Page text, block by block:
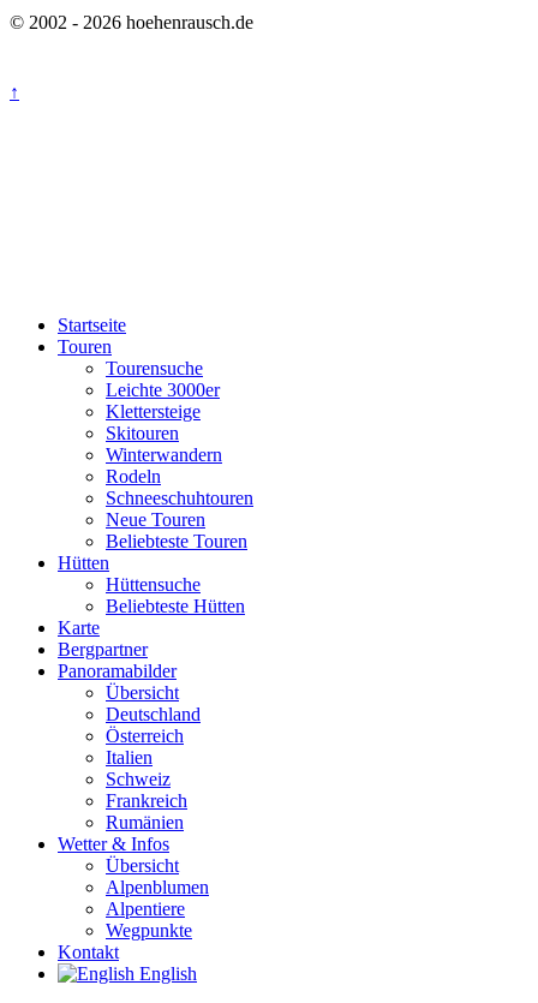
© 2002 - 2026 hoehenrausch.de
↑
Startseite
Touren
Tourensuche
Leichte 3000er
Klettersteige
Skitouren
Winterwandern
Rodeln
Schneeschuhtouren
Neue Touren
Beliebteste Touren
Hütten
Hüttensuche
Beliebteste Hütten
Karte
Bergpartner
Panoramabilder
Übersicht
Deutschland
Österreich
Italien
Schweiz
Frankreich
Rumänien
Wetter & Infos
Übersicht
Alpenblumen
Alpentiere
Wegpunkte
Kontakt
English